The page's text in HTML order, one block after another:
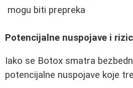
mogu biti prepreka
Potencijalne nuspojave i
Iako se Botox smatra
potencijalne nuspojave koje